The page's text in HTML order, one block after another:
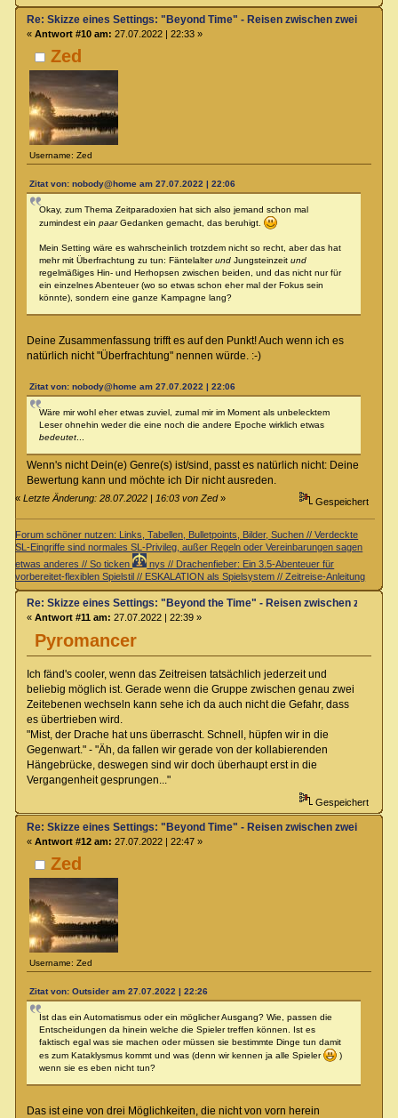
Zed
Username: Zed
Re: Skizze eines Settings: "Beyond Time" - Reisen zwischen zwei
« Antwort #10 am: 27.07.2022 | 22:33 »
Zitat von: nobody@home am 27.07.2022 | 22:06
Okay, zum Thema Zeitparadoxien hat sich also jemand schon mal
zumindest ein paarGedanken gemacht, das beruhigt.
Mein Setting wäre es wahrscheinlich trotzdem nicht so recht, aber das hat
mehr mit Überfrachtung zu tun: FäntelalterundJungsteinzeit und
regelmäßiges Hin- und Herhopsen zwischen beiden, und das nicht nur für
ein einzelnes Abenteuer (wo so etwas schon eher mal der Fokus sein
könnte), sondern eine ganze Kampagne lang?
Deine Zusammenfassung trifft es auf den Punkt! Auch wenn ich es
natürlich nicht "Überfrachtung" nennen würde. :-)
Zitat von: nobody@home am 27.07.2022 | 22:06
Wäre mir wohl eher etwas zuviel, zumal mir im Moment als unbelecktem
Leser ohnehin weder die eine noch die andere Epoche wirklich etwas
bedeutet...
Wenn's nicht Dein(e) Genre(s) ist/sind, passt es natürlich nicht: Deine
Bewertung kann und möchte ich Dir nicht ausreden.
«Letzte Änderung: 28.07.2022 | 16:03 von Zed» Gespeichert
Forum schöner nutzen: Links, Tabellen, Bulletpoints, Bilder, Suchen // Verdeckte
SL-Eingriffe sind normales SL-Privileg, außer Regeln oder Vereinbarungen sagen
etwas anderes // So ticken
nys // Drachenfieber: Ein 3.5-Abenteuer für
vorbereitet-flexiblen Spielstil // ESKALATION als Spielsystem // Zeitreise-Anleitung
Pyromancer
Re: Skizze eines Settings: "Beyond the Time" - Reisen zwischen zwei
« Antwort #11 am: 27.07.2022 | 22:39 »
Ich fänd's cooler, wenn das Zeitreisen tatsächlich jederzeit und
beliebig möglich ist. Gerade wenn die Gruppe zwischen genau zwei
Zeitebenen wechseln kann sehe ich da auch nicht die Gefahr, dass
es übertrieben wird.
"Mist, der Drache hat uns überrascht. Schnell, hüpfen wir in die
Gegenwart." - "Äh, da fallen wir gerade von der kollabierenden
Hängebrücke, deswegen sind wir doch überhaupt erst in die
Vergangenheit gesprungen..."
Gespeichert
Zed
Username: Zed
Re: Skizze eines Settings: "Beyond Time" - Reisen zwischen zwei
« Antwort #12 am: 27.07.2022 | 22:47 »
Zitat von: Outsider am 27.07.2022 | 22:26
Ist das ein Automatismus oder ein möglicher Ausgang? Wie, passen die
Entscheidungen da hinein welche die Spieler treffen können. Ist es
faktisch egal was sie machen oder müssen sie bestimmte Dinge tun damit
es zum Kataklysmus kommt und was (denn wir kennen ja alle Spieler
)
wenn sie es eben nicht tun?
Das ist eine von drei Möglichkeiten, die nicht von vorn herein